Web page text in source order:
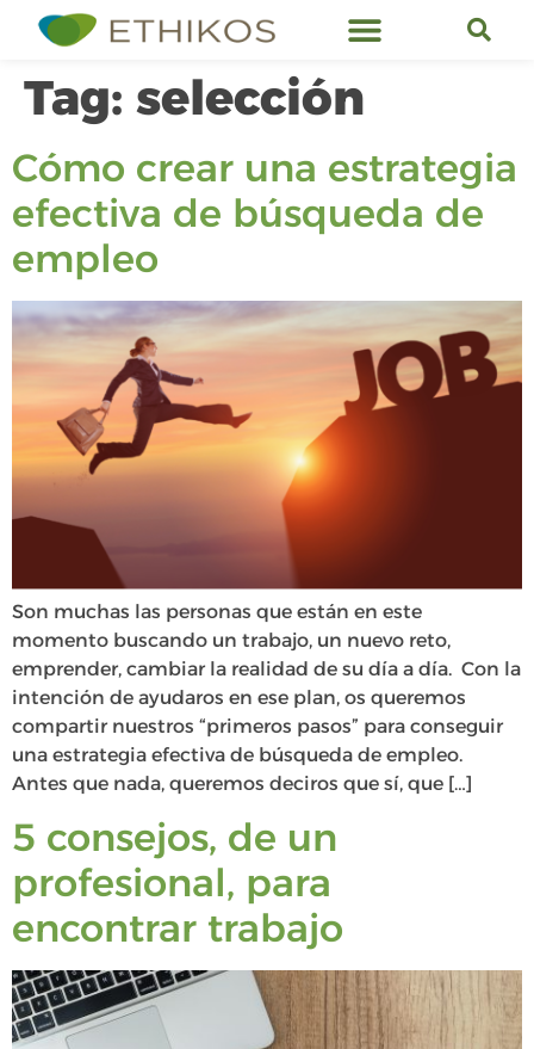
Tag: selección
Cómo crear una estrategia
efectiva de búsqueda de
empleo
Son muchas las personas que están en este
momento buscando un trabajo, un nuevo reto,
emprender, cambiar la realidad de su día a día. Con la
intención de ayudaros en ese plan, os queremos
compartir nuestros “primeros pasos” para conseguir
una estrategia efectiva de búsqueda de empleo.
Antes que nada, queremos deciros que sí, que […]
5 consejos, de un
profesional, para
encontrar trabajo